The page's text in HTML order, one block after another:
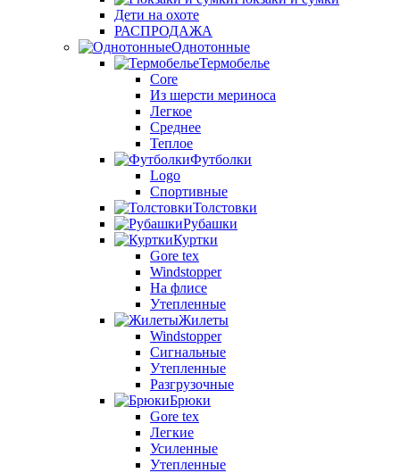
Дети на охоте
РАСПРОДАЖА
Однотонные
Термобелье
Core
Из шерсти мериноса
Легкое
Среднее
Теплое
Футболки
Logo
Спортивные
Толстовки
Рубашки
Куртки
Gore tex
Windstopper
На флисе
Утепленные
Жилеты
Windstopper
Сигнальные
Утепленные
Разгрузочные
Брюки
Gore tex
Легкие
Усиленные
Утепленные